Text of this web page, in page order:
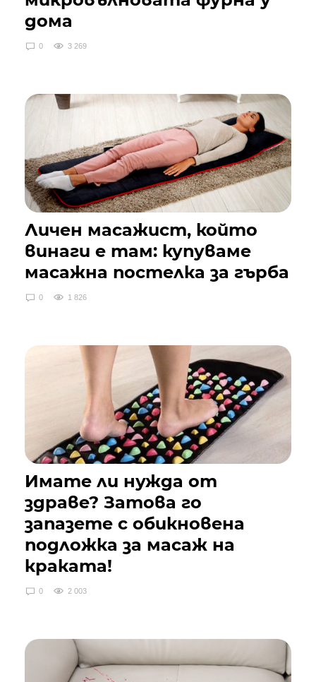
дома
0 3 269
Личен масажист, който
винаги е там: купуваме
масажна постелка за гърба
0 1 826
Имате ли нужда от
здраве? Затова го
запазете с обикновена
подложка за масаж на
краката!
0 2 003